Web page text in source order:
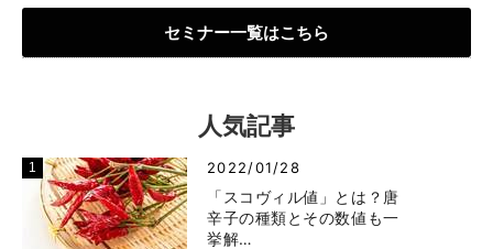
セミナー一覧はこちら
人気記事
2022/01/28
「スコヴィル値」とは？唐
辛子の種類とその数値も一
挙解…